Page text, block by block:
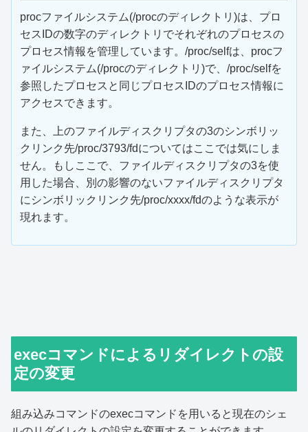
procファイルシステム(/procのディレクトリ)は、プロ
セスIDの数字のディレクトリでそれぞれのプロセスの
プロセス情報を管理しています。/proc/selfは、procフ
ァイルシステム(/procのディレクトリ)で、/proc/selfを
参照したプロセスと同じプロセスIDのプロセス情報に
アクセスできます。
また、上のファイルディスクリプタの3のシンボリッ
クリンク先/proc/3793/fdについてはここでは気にしま
せん。もしここで、ファイルディスクリプタの3を使
用した場合、別の影響のないファイルディスクリプタ
にシンボリックリンク先/proc/xxxx/fdのような表示が
現れます。
execコマンドによるリダイレクトの設
定の変更
組み込みコマンドのexecコマンドを用いると現在のシェ